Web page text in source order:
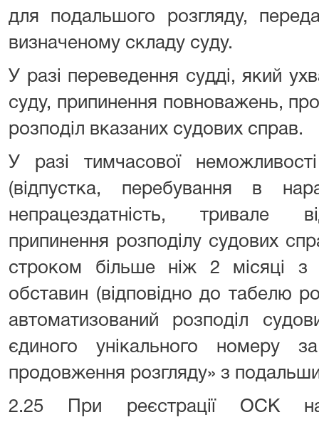
для подальшого розгляду,
визначеному складу суду.
У разі переведення судді, який
суду, припинення повноважень,
розподіл вказаних судових справ.
У разі тимчасової
(відпустка, перебування в
непрацездатність, тривале
припинення розподілу судових
строком більше ніж 2 місяці з
обставин (відповідно до табелю
автоматизований розподіл
єдиного унікального номеру
продовження розгляду» з
2.25 При реєстрації ОСК на